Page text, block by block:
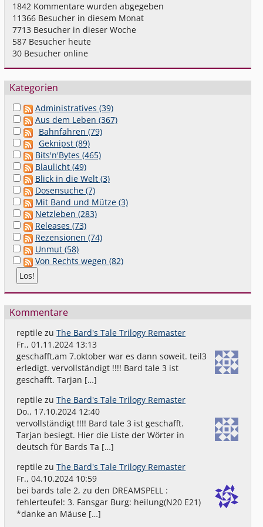
1842 Kommentare wurden abgegeben
11366 Besucher in diesem Monat
7713 Besucher in dieser Woche
587 Besucher heute
30 Besucher online
Kategorien
Administratives (39)
Aus dem Leben (367)
Bahnfahren (79)
Geknipst (89)
Bits'n'Bytes (465)
Blaulicht (49)
Blick in die Welt (3)
Dosensuche (7)
Mit Band und Mütze (3)
Netzleben (283)
Releases (73)
Rezensionen (74)
Unmut (58)
Von Rechts wegen (82)
Kommentare
reptile zuThe Bard's Tale Trilogy Remaster
Fr., 01.11.2024 13:13
geschafft,am 7.oktober war es dann soweit. teil3
erledigt. vervollständigt !!!! Bard tale 3 ist
geschafft. Tarjan […]
reptile zuThe Bard's Tale Trilogy Remaster
Do., 17.10.2024 12:40
vervollständigt !!!! Bard tale 3 ist geschafft.
Tarjan besiegt. Hier die Liste der Wörter in
deutsch für Bards Ta […]
reptile zuThe Bard's Tale Trilogy Remaster
Fr., 04.10.2024 10:59
bei bards tale 2, zu den DREAMSPELL :
fehlerteufel: 3. Fansgar Burg: heilung(N20 E21)
*danke an Mäuse […]